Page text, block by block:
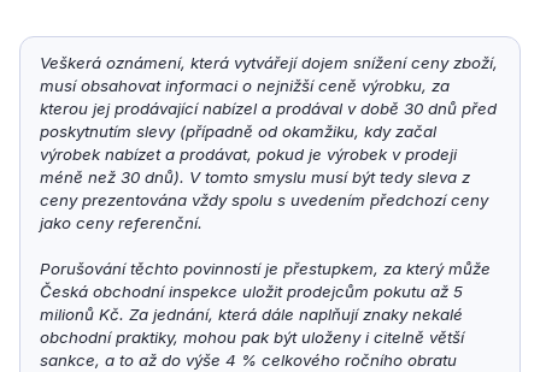
Veškerá oznámení, která vytvářejí dojem snížení ceny zboží,
musí obsahovat informaci o nejnižší ceně výrobku, za
kterou jej prodávající nabízel a prodával v době 30 dnů před
poskytnutím slevy (případně od okamžiku, kdy začal
výrobek nabízet a prodávat, pokud je výrobek v prodeji
méně než 30 dnů). V tomto smyslu musí být tedy sleva z
ceny prezentována vždy spolu s uvedením předchozí ceny
jako ceny referenční.
Porušování těchto povinností je přestupkem, za který může
Česká obchodní inspekce uložit prodejcům pokutu až 5
milionů Kč. Za jednání, která dále naplňují znaky nekalé
obchodní praktiky, mohou pak být uloženy i citelně větší
sankce, a to až do výše 4 % celkového ročního obratu